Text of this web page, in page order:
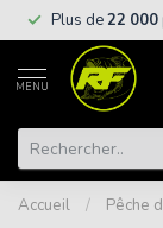
Plus de22 000
MENU
Accueil / Pêche